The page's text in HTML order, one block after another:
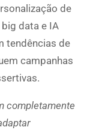
de
data e IA
tendências de
campanhas
completamente